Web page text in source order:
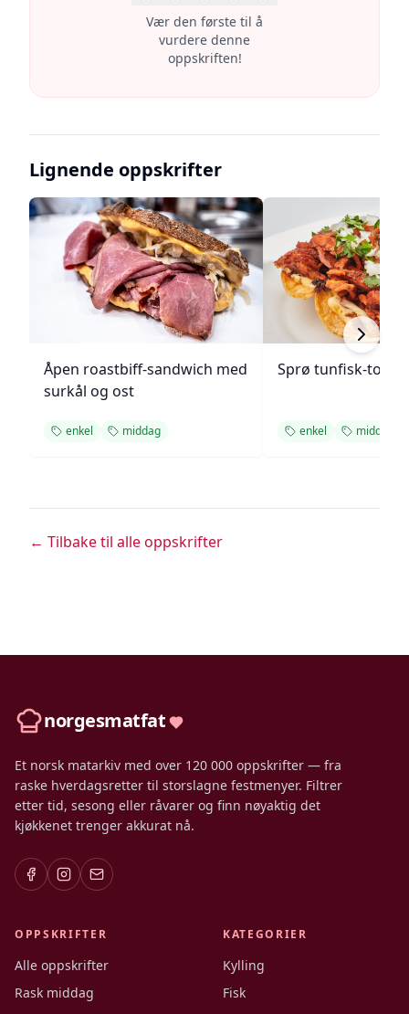
Vær den første til å
vurdere denne
oppskriften!
Lignende oppskrifter
Åpen roastbiff-sandwich med
surkål og ost
enkel middag
Sprø tunfisk-
enkel middag
← Tilbake til alle oppskrifter
norgesmatfat
Et norsk matarkiv med over 120 000 oppskrifter — fra
raske hverdagsretter til storslagne festmenyer. Filtrer
etter tid, sesong eller råvarer og finn nøyaktig det
kjøkkenet trenger akkurat nå.
OPPSKRIFTER
Alle oppskrifter
Rask middag
KATEGORIER
Kylling
Fisk